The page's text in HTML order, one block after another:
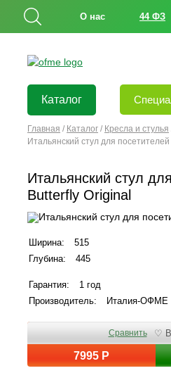
О нас 44 ФЗ
Каталог
Главная / Каталог / Кресла и стулья
Итальянский стул для
Итальянский стул
Butterfly Original
Ширина:
515
Глубина:
445
Гарантия:
1 год
Производитель:
Италия-ОФМЕ
7995 Р
Сравнить ♡ В